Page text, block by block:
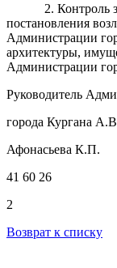
2. Контроль
постановления
Администрации
архитектуры,
Администрации
Руководитель
города Кургана
Афонасьева К.П.
41 60 26
2
Возврат к списку